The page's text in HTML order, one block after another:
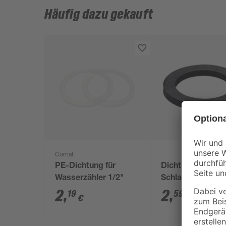
Häufig dazu gekauft
Cornat
PE-Dichtung für
Wasserzähler 1/2"
2,19 €
Dichtungen für
Ø 22/28 mm 2
2,59